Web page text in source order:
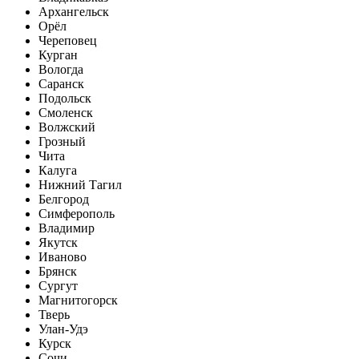
Архангельск
Орёл
Череповец
Курган
Вологда
Саранск
Подольск
Смоленск
Волжский
Грозный
Чита
Калуга
Нижний Тагил
Белгород
Симферополь
Владимир
Якутск
Иваново
Брянск
Сургут
Магнитогорск
Тверь
Улан-Удэ
Курск